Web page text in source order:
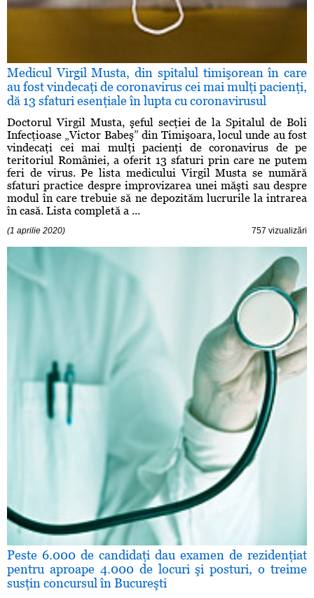
Medicul Virgil Musta, din spitalul timişorean în care
au fost vindecaţi de coronavirus cei mai mulţi pacienţi,
dă 13 sfaturi esenţiale în lupta cu coronavirusul
Doctorul Virgil Musta, şeful secţiei de la Spitalul de Boli
Infecţioase „Victor Babeş” din Timişoara, locul unde au fost
vindecaţi cei mai mulţi pacienţi de coronavirus de pe
teritoriul României, a oferit 13 sfaturi prin care ne putem
feri de virus. Pe lista medicului Virgil Musta se numără
sfaturi practice despre improvizarea unei măşti sau despre
modul în care trebuie să ne depozităm lucrurile la intrarea
în casă. Lista completă a ...
(1 aprilie 2020) 757 vizualizări
Peste 6.000 de candidaţi dau examen de rezidenţiat
pentru aproape 4.000 de locuri şi posturi, o treime
susţin concursul în Bucureşti